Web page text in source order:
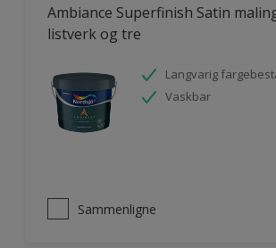
Ambiance Superfinish Satin
listverk og tre
Langvarig
Vaskbar
Sammenligne